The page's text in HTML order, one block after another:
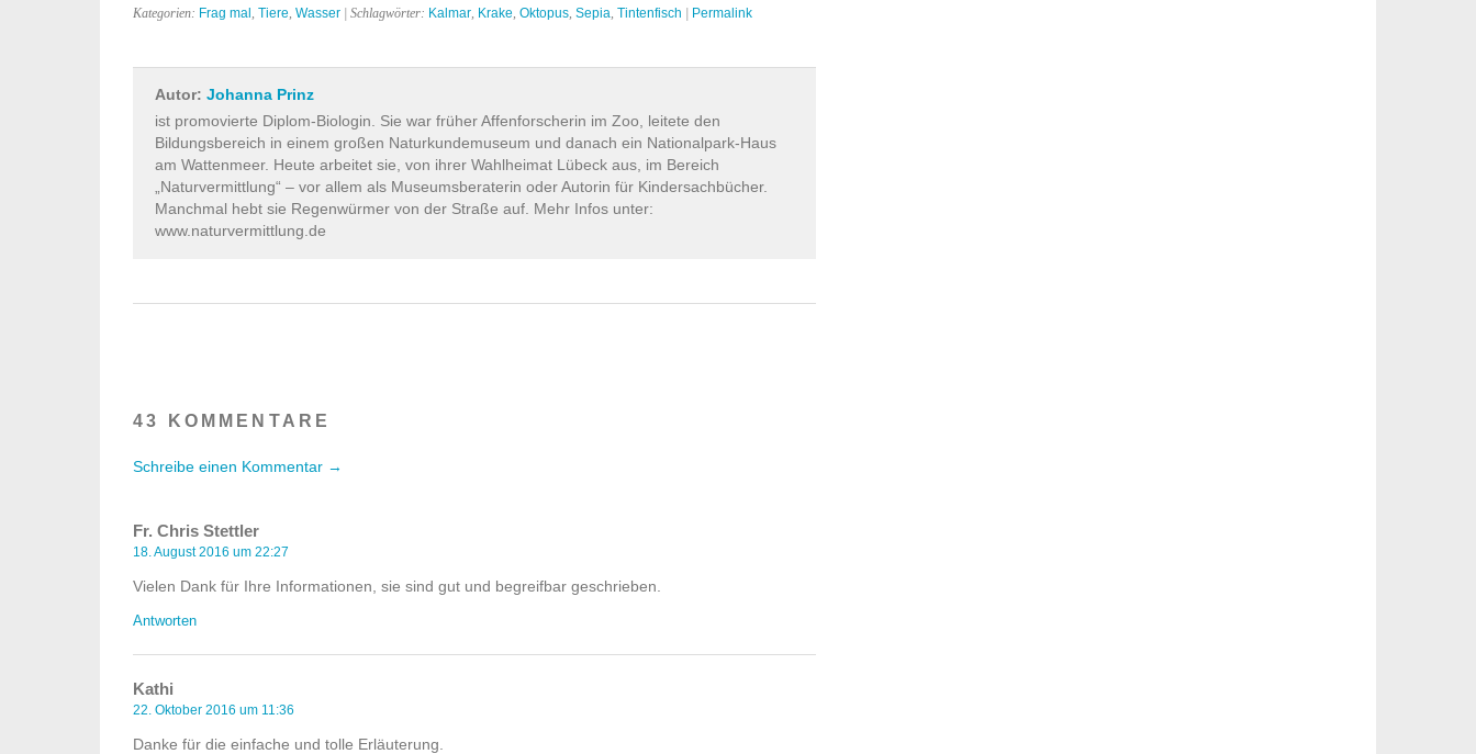
Kategorien: Frag mal , Tiere, Wasser | Schlagwörter: Kalmar, Krake, Oktopus, Sepia, Tintenfisch Permalink
Autor: Johanna Prinz
ist promovierte Diplom-Biologin. Sie war früher Affenforscherin im Zoo, leitete den
Bildungsbereich in einem großen Naturkundemuseum und danach ein Nationalpark-Haus
am Wattenmeer. Heute arbeitet sie, von ihrer Wahlheimat Lübeck aus, im Bereich
„Naturvermittlung“ – vor allem als Museumsberaterin oder Autorin für Kindersachbücher.
Manchmal hebt sie Regenwürmer von der Straße auf. Mehr Infos unter:
www.naturvermittlung.de
43 KOMMENTARE
Schreibe einen Kommentar →
Fr. Chris Stettler
18. August 2016 um 22:27
Vielen Dank für Ihre Informationen, sie sind gut und begreifbar geschrieben.
Antworten
Kathi
22. Oktober 2016 um 11:36
Danke für die einfache und tolle Erläuterung.